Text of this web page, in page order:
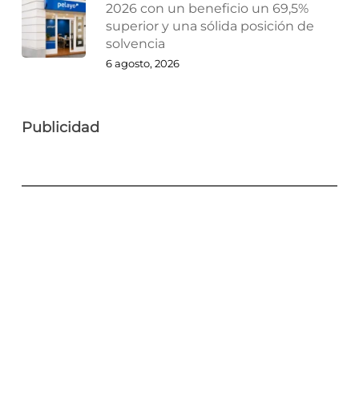
2026 con un beneficio un 69,5%
superior y una sólida posición de
solvencia
6 agosto, 2026
Publicidad